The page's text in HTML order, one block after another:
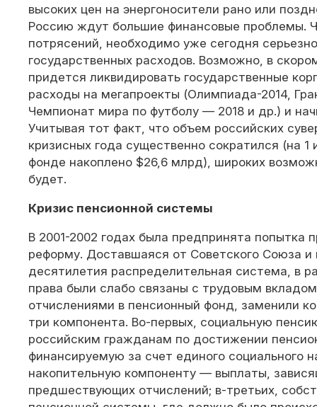
высоких цен на энергоносители рано или
Россию ждут большие финансовые проблемы.
потрясений, необходимо уже сегодня
государственных расходов. Возможно, в
придется ликвидировать государственные
расходы на мегапроекты (Олимпиада-2014,
Чемпионат мира по футболу — 2018 и др.) и
Учитывая тот факт, что объем российских
кризисных года существенно сократился (на 1
фонде накоплено $26,6 млрд), широких
будет.
Кризис пенсионной системы
В 2001-2002 годах была предпринята попытка
реформу. Доставшаяся от Советского Союза и
десятилетия распределительная система, в
права были слабо связаны с трудовым
отчислениями в пенсионный фонд, заменили
три компонента. Во-первых, социальную
российским гражданам по достижении
финансируемую за счет единого социального
накопительную компоненту — выплаты,
предшествующих отчислений; в-третьих,